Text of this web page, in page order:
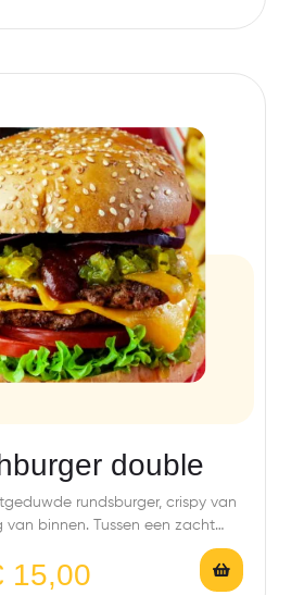
double
rundsburger, crispy van
van binnen. Tussen een zacht
15,00